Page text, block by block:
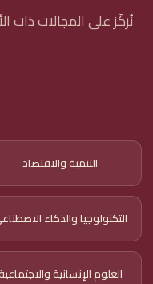
نُركّز على المجالات ذات
التنمية والاقتصاد
التكنولوجيا والذكاء
العلوم الإنسانية